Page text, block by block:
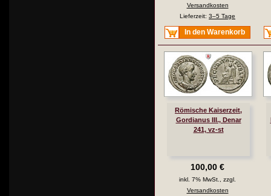
Versandkosten
Lieferzeit: 3–5 Tage
In den Warenkorb
Römische Kaiserzeit,
Gordianus III., Denar
241, vz-st
100,00 €
inkl. 7% MwSt., zzgl.
Versandkosten